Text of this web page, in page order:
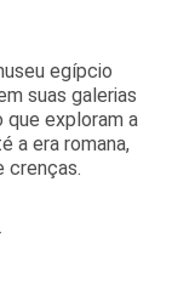
egípcio
suas galerias
que exploram a
a era romana,
crenças.